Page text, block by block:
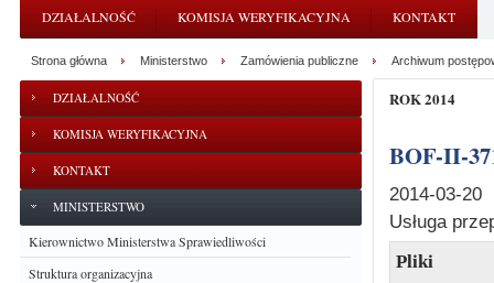
DZIAŁALNOŚĆ KOMISJA WERYFIKACYJNA KONTAKT
DZIAŁALNOŚĆ
KOMISJA WERYFIKACYJNA
KONTAKT
MINISTERSTWO
Kierownictwo Ministerstwa Sprawiedliwości
Struktura organizacyjna
Strona główna Ministerstwo Zamówienia publiczne Archiwum
ROK 2014
BOF-II-
2014-03-20
Usługa
Pliki